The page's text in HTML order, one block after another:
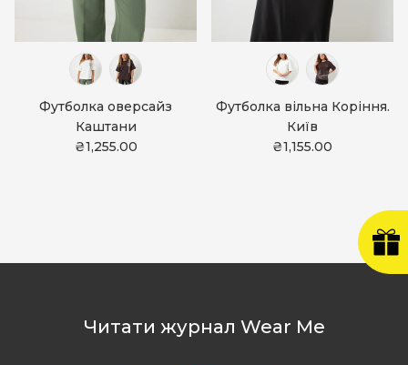
Футболка оверсайз
Каштани
₴1,255.00
Футболка вільна Коріння.
Київ
₴1,155.00
Читати журнал Wear Me